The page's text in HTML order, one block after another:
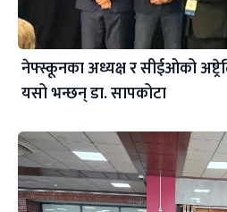
नेफ्स्कूनका अध्यक्ष र सीईओको
यसो भन्छन् डा‍. सापकोटा